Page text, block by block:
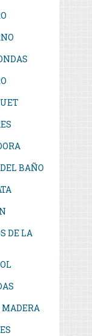
BAÑO
DE LA